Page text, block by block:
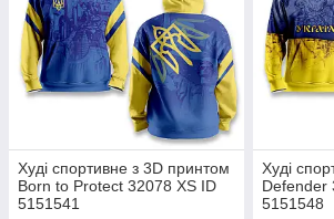
Худі спортивне з 3D принтом
Born to Protect 32078 XS ID
5151541
Худі
Defender
5151548